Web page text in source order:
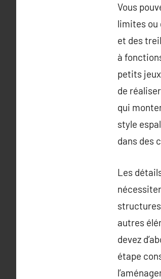
Vous
limites ou
et des
à
petits
de
qui
style
dans des
Les
autres
devez
étape